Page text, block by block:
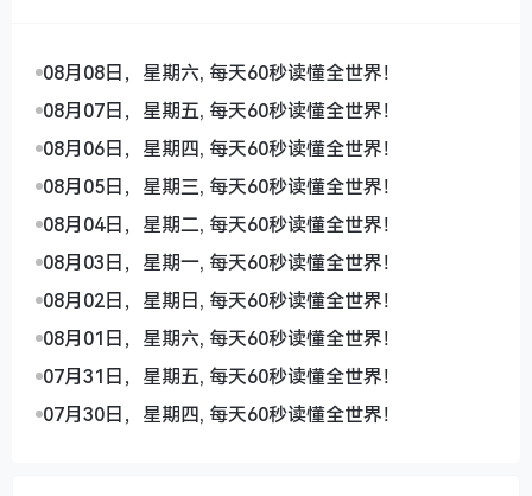
08月08日，星期六, 每天60秒读懂全世界！
08月07日，星期五, 每天60秒读懂全世界！
08月06日，星期四, 每天60秒读懂全世界！
08月05日，星期三, 每天60秒读懂全世界！
08月04日，星期二, 每天60秒读懂全世界！
08月03日，星期一, 每天60秒读懂全世界！
08月02日，星期日, 每天60秒读懂全世界！
08月01日，星期六, 每天60秒读懂全世界！
07月31日，星期五, 每天60秒读懂全世界！
07月30日，星期四, 每天60秒读懂全世界！